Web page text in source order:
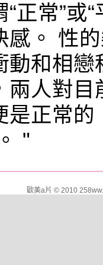
正常”或
感。 性
動和相
兩人對
正常的
"
歐美a片 © 2010